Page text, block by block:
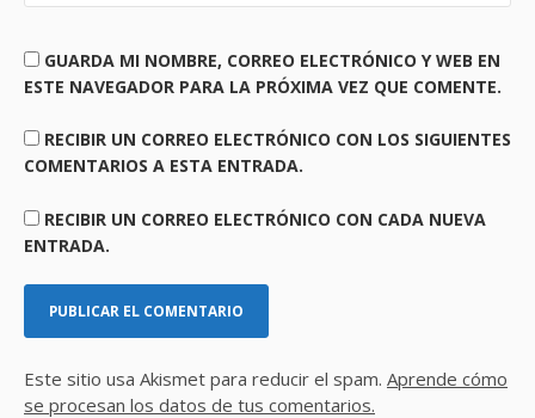
GUARDA MI NOMBRE, CORREO ELECTRÓNICO Y WEB EN
ESTE NAVEGADOR PARA LA PRÓXIMA VEZ QUE COMENTE.
RECIBIR UN CORREO ELECTRÓNICO CON LOS SIGUIENTES
COMENTARIOS A ESTA ENTRADA.
RECIBIR UN CORREO ELECTRÓNICO CON CADA NUEVA
ENTRADA.
Este sitio usa Akismet para reducir el spam. Aprende cómo
se procesan los datos de tus comentarios.